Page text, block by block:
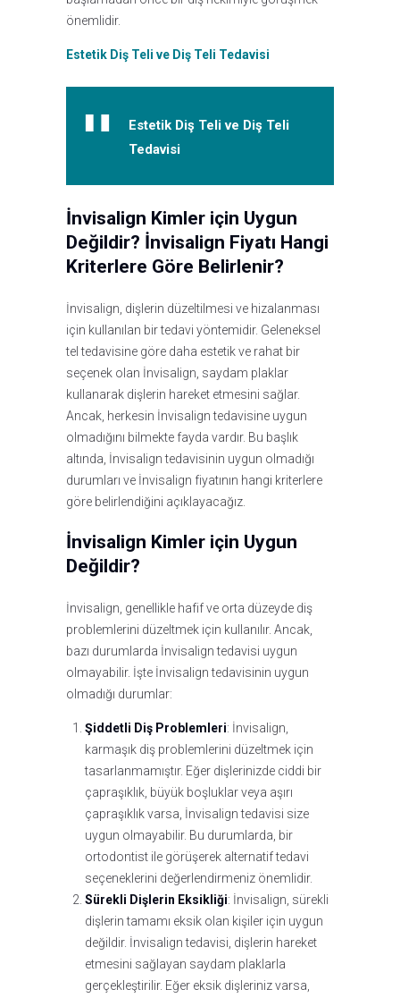
önemlidir.
Estetik Diş Teli ve Diş Teli Tedavisi
Estetik Diş Teli ve Diş Teli
Tedavisi
İnvisalign Kimler için Uygun
Değildir? İnvisalign Fiyatı Hangi
Kriterlere Göre Belirlenir?
İnvisalign, dişlerin düzeltilmesi ve hizalanması
için kullanılan bir tedavi yöntemidir. Geleneksel
tel tedavisine göre daha estetik ve rahat bir
seçenek olan İnvisalign, saydam plaklar
kullanarak dişlerin hareket etmesini sağlar.
Ancak, herkesin İnvisalign tedavisine uygun
olmadığını bilmekte fayda vardır. Bu başlık
altında, İnvisalign tedavisinin uygun olmadığı
durumları ve İnvisalign fiyatının hangi kriterlere
göre belirlendiğini açıklayacağız.
İnvisalign Kimler için Uygun
Değildir?
İnvisalign, genellikle hafif ve orta düzeyde diş
problemlerini düzeltmek için kullanılır. Ancak,
bazı durumlarda İnvisalign tedavisi uygun
olmayabilir. İşte İnvisalign tedavisinin uygun
olmadığı durumlar:
Şiddetli Diş Problemleri: İnvisalign,
karmaşık diş problemlerini düzeltmek için
tasarlanmamıştır. Eğer dişlerinizde ciddi bir
çapraşıklık, büyük boşluklar veya aşırı
çapraşıklık varsa, İnvisalign tedavisi size
uygun olmayabilir. Bu durumlarda, bir
ortodontist ile görüşerek alternatif tedavi
seçeneklerini değerlendirmeniz önemlidir.
Sürekli Dişlerin Eksikliği: İnvisalign, sürekli
dişlerin tamamı eksik olan kişiler için uygun
değildir. İnvisalign tedavisi, dişlerin hareket
etmesini sağlayan saydam plaklarla
gerçekleştirilir. Eğer eksik dişleriniz varsa,